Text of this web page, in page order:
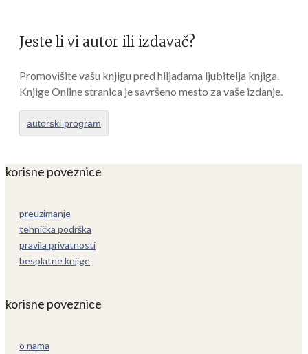
Jeste li vi autor ili izdavač?
Promovišite vašu knjigu pred hiljadama ljubitelja knjiga.
Knjige Online stranica je savršeno mesto za vaše izdanje.
autorski program
korisne poveznice
preuzimanje
tehnička podrška
pravila privatnosti
besplatne knjige
korisne poveznice
o nama